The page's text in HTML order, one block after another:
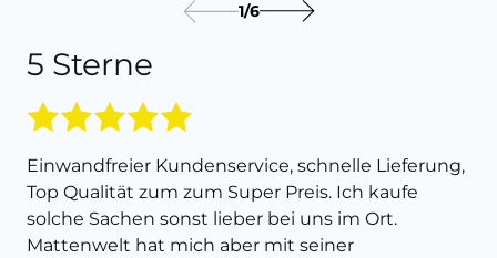
5 Sterne
Einwandfreier Kundenservice, schnelle Lieferung,
Top Qualität zum zum Super Preis. Ich kaufe
solche Sachen sonst lieber bei uns im Ort.
Mattenwelt hat mich aber mit seiner
1/6